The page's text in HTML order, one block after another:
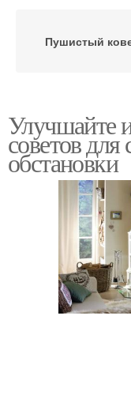
Пушистый
ковер
Теплый ковер
Современный
Улучшайте
советов
обстановки